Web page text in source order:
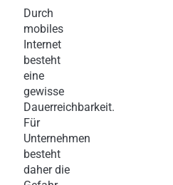
Durch
mobiles
Internet
besteht
eine
gewisse
Dauerreichbarkeit.
Für
Unternehmen
besteht
daher die